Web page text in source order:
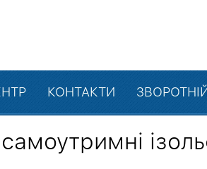
КОНТАКТИ